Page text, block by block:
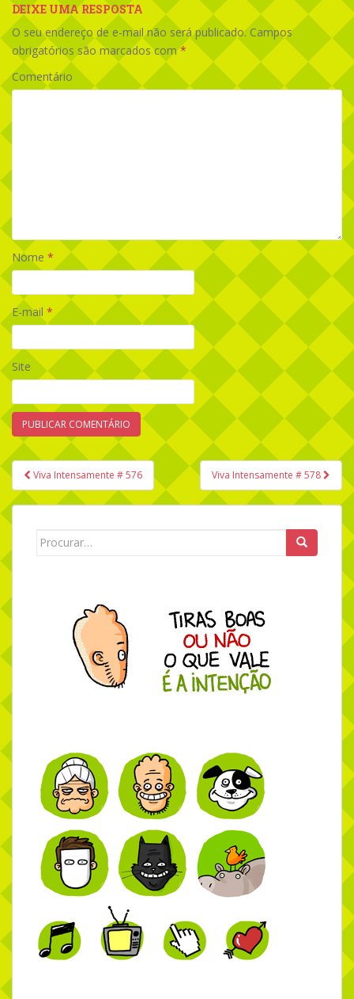
DEIXE UMA RESPOSTA
O seu endereço de e-mail não será publicado.Campos
obrigatórios são marcados com*
Comentário
Nome *
E-mail *
Site
Navegação de Post
Viva Intensamente # 576 Viva Intensamente # 578
Search for: